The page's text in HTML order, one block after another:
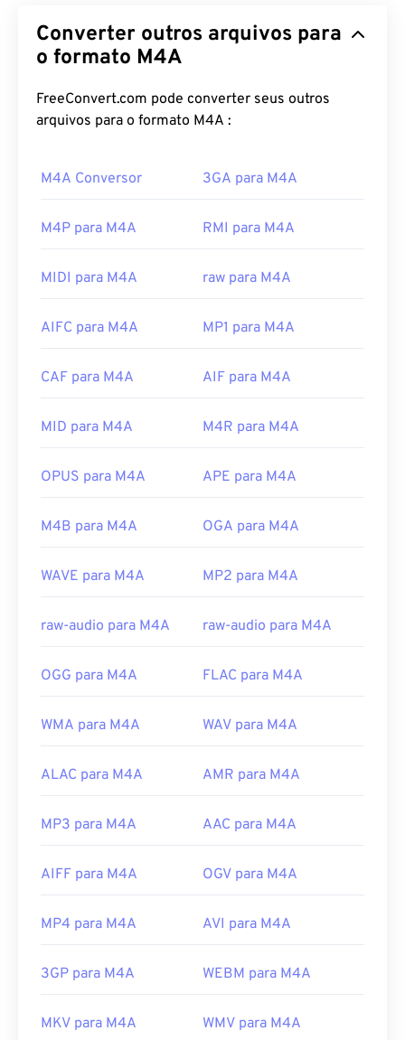
de codificação e decodificação:Advanced Audio
Coding (AAC)ouApple Lossless Audio Codec
tamanho e, ao mesmo tempo, melhores em
qualidade do que os arquivos MP3
QuickTime e Windows Media Player. Para usuários
arquivos M4A. Para usuários do Windows, o
usuários também podem visualizar arquivos M4A
espaço.
Adobe Premiere Pro
Elmedia Player, Winamp
Desenvolvido por:
IEC, Moving Pictures
Lançamento inicial:
2001
https://en.wikipedia.org/wiki/MPEG-4_Part_14
https://www.loc.gov/preservation/digital/formats/fdd/
Converter outros arquivos para
o formato M4A
FreeConvert.com pode converter seus outros
arquivos para o formato M4A :
M4A Conversor 3GA para M4A
M4P para M4A RMI para M4A
MIDI para M4A raw para M4A
AIFC para M4A MP1 para M4A
CAF para M4A AIF para M4A
MID para M4A M4R para M4A
OPUS para M4A APE para M4A
M4B para M4A OGA para M4A
WAVE para M4A MP2 para M4A
raw-audio para M4A raw-audio para M4A
OGG para M4A FLAC para M4A
WMA para M4A WAV para M4A
ALAC para M4A AMR para M4A
MP3 para M4A AAC para M4A
AIFF para M4A OGV para M4A
MP4 para M4A AVI para M4A
3GP para M4A WEBM para M4A
MKV para M4A WMV para M4A